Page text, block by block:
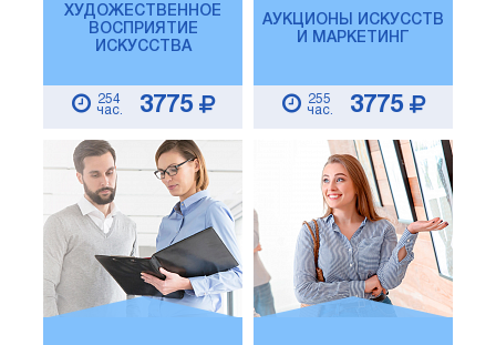
ХУДОЖЕСТВЕННОЕ
ВОСПРИЯТИЕ
ИСКУССТВА
254
час.
3775
АУКЦИОНЫ ИСКУССТВ
И МАРКЕТИНГ
255
час.
3775